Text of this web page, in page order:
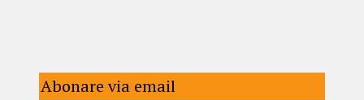
Abonare via email